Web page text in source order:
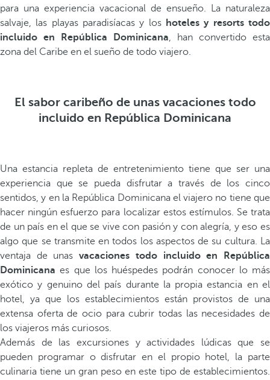
para una experiencia vacacional de ensueño. La naturaleza
salvaje, las playas paradisíacas y los hoteles y resorts todo
incluido en República Dominicana, han convertido esta
zona del Caribe en el sueño de todo viajero.
El sabor caribeño de unas vacaciones todo
incluido en República Dominicana
Una estancia repleta de entretenimiento tiene que ser una
experiencia que se pueda disfrutar a través de los cinco
sentidos, y en la República Dominicana el viajero no tiene que
hacer ningún esfuerzo para localizar estos estímulos. Se trata
de un país en el que se vive con pasión y con alegría, y eso es
algo que se transmite en todos los aspectos de su cultura. La
ventaja de unasvacaciones todo incluido en República
Dominicana es que los huéspedes podrán conocer lo más
exótico y genuino del país durante la propia estancia en el
hotel, ya que los establecimientos están provistos de una
extensa oferta de ocio para cubrir todas las necesidades de
los viajeros más curiosos.
Además de las excursiones y actividades lúdicas que se
pueden programar o disfrutar en el propio hotel, la parte
culinaria tiene un gran peso en este tipo de establecimientos.